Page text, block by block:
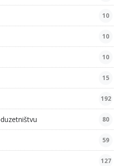
10
10
10
15
192
80
59
127